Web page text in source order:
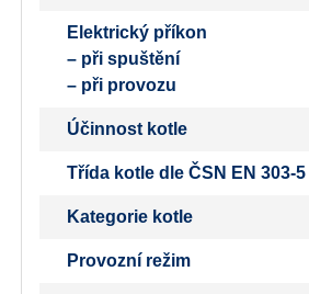
Elektrický příkon
– při spuštění
– při provozu
Účinnost kotle
Třída kotle dle ČSN EN 303-5
Kategorie kotle
Provozní režim